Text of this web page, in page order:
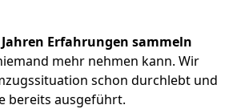
Jahren Erfahrungen sammeln
mehr nehmen kann. Wir
schon durchlebt und
bereits ausgeführt.